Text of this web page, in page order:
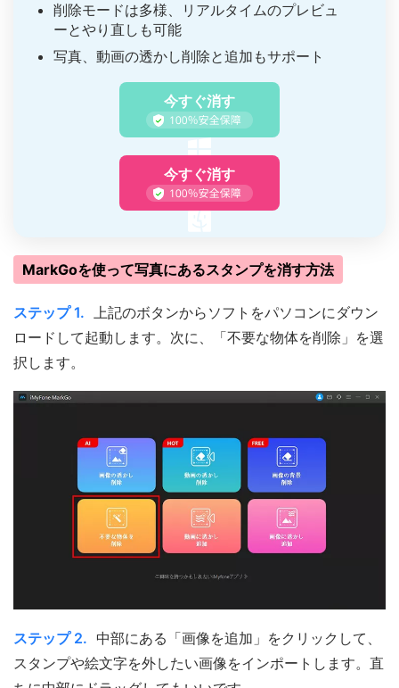
削除モードは多様、リアルタイムのプレビュ
ーとやり直しも可能
写真、動画の透かし削除と追加もサポート
今すぐ消す
今すぐ消す
MarkGoを使って写真にあるスタンプを消す方法
ステップ 1. 上記のボタンからソフトをパソコンにダウン
ロードして起動します。次に、「不要な物体を削除」を選
択します。
ステップ 2. 中部にある「画像を追加」をクリックして、
スタンプや絵文字を外したい画像をインポートします。直